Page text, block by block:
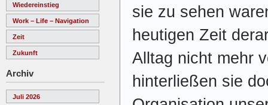
Wiedereinstieg
Work – Life – Navigation
Zeit
Zukunft
Archiv
Juli 2026
sie zu sehen
heutigen Zeit
Alltag nicht mehr
hinterließen sie